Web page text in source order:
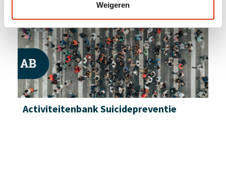
Weigeren
Activiteitenbank Su­icidepreventie